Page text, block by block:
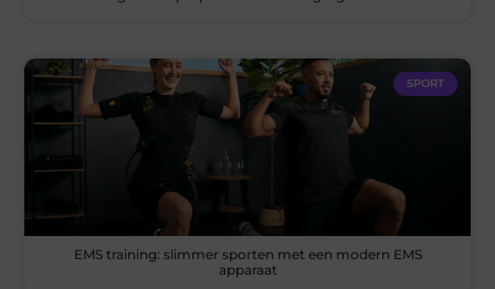
SPORT
EMS training: slimmer sporten met een modern EMS
apparaat